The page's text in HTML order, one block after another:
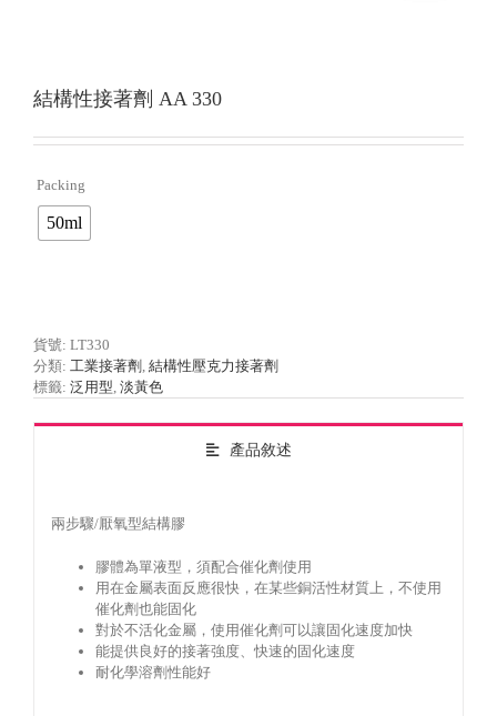
結構性接著劑 AA 330
Packing
50ml
貨號: LT330
分類: 工業接著劑 , 結構性壓克力接著劑
標籤: 泛用型, 淡黃色
產品敘述
兩步驟/厭氧型結構膠
膠體為單液型，須配合催化劑使用
用在金屬表面反應很快，在某些銅活性材質上，不使用
催化劑也能固化
對於不活化金屬，使用催化劑可以讓固化速度加快
能提供良好的接著強度、快速的固化速度
耐化學溶劑性能好